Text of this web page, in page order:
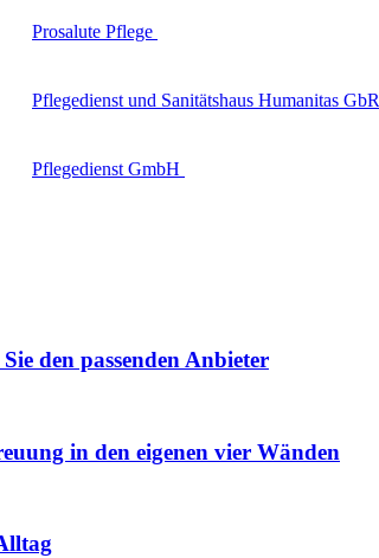
Prosalute Pflege
Pflegedienst und Sanitätshaus Humanitas GbR
Pflegedienst GmbH
den passenden Anbieter
in den eigenen vier Wänden